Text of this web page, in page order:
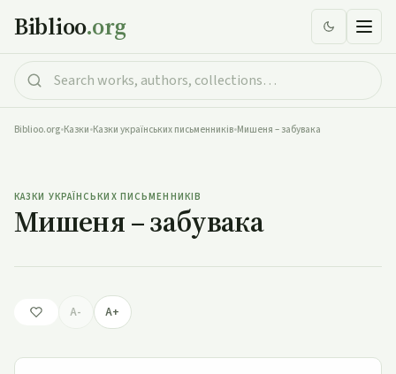
Biblioo.org
Biblioo.org•Казки•Казки українських письменників•Мишеня – забувака
КАЗКИ УКРАЇНСЬКИХ ПИСЬМЕННИКІВ
Мишеня – забувака
A- A+